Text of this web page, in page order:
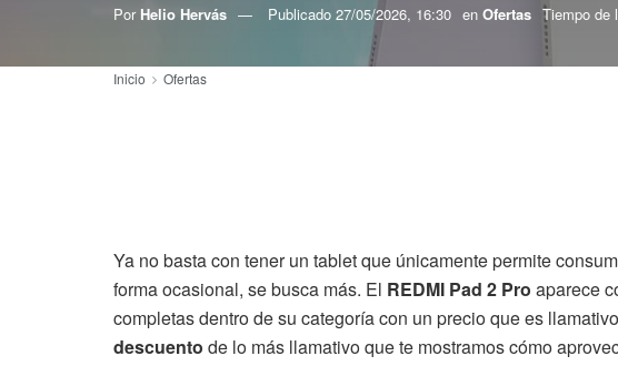
Por Helio Hervás Publicado 27/05/2026, 16:30 en Ofertas Tiempo de
Inicio Ofertas
Ya no basta con tener un tablet que únicamente permite
forma ocasional, se busca más. El REDMI Pad 2 Pro aparece
completas dentro de su categoría con un precio que es
descuento de lo más llamativo que te mostramos cómo